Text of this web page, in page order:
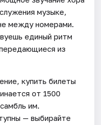
музыке,
между номерами.
единый ритм
из
купить билеты
от 1500
им.
— выбирайте